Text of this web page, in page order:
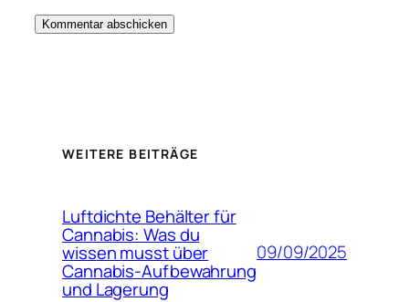
WEITERE BEITRÄGE
Luftdichte Behälter für
Cannabis: Was du
wissen musst über
Cannabis-Aufbewahrung
und Lagerung
09/09/2025